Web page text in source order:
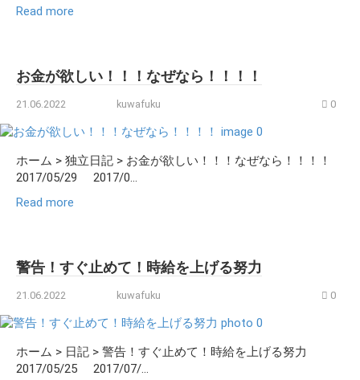
Read more
お金が欲しい！！！なぜなら！！！！
21.06.2022 kuwafuku 0
ホーム > 独立日記 > お金が欲しい！！！なぜなら！！！！
2017/05/29 2017/0...
Read more
警告！すぐ止めて！時給を上げる努力
21.06.2022 kuwafuku 0
ホーム > 日記 > 警告！すぐ止めて！時給を上げる努力
2017/05/25 2017/07/...